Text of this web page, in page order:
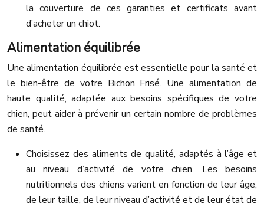
la couverture de ces garanties et certificats avant
d’acheter un chiot.
Alimentation équilibrée
Une alimentation équilibrée est essentielle pour la santé et
le bien-être de votre Bichon Frisé. Une alimentation de
haute qualité, adaptée aux besoins spécifiques de votre
chien, peut aider à prévenir un certain nombre de problèmes
de santé.
Choisissez des aliments de qualité, adaptés à l’âge et
au niveau d’activité de votre chien. Les besoins
nutritionnels des chiens varient en fonction de leur âge,
de leur taille, de leur niveau d’activité et de leur état de